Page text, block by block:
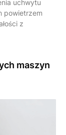
uchwytu
powietrzem
z
maszyn